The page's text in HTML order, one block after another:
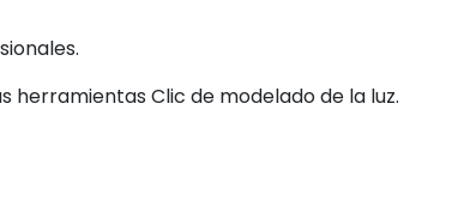
Clic de modelado de la luz.